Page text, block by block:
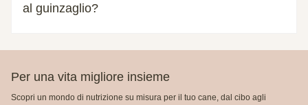
al guinzaglio?
Per una vita migliore insieme
Scopri un mondo di nutrizione su misura per il tuo cane, dal cibo agli